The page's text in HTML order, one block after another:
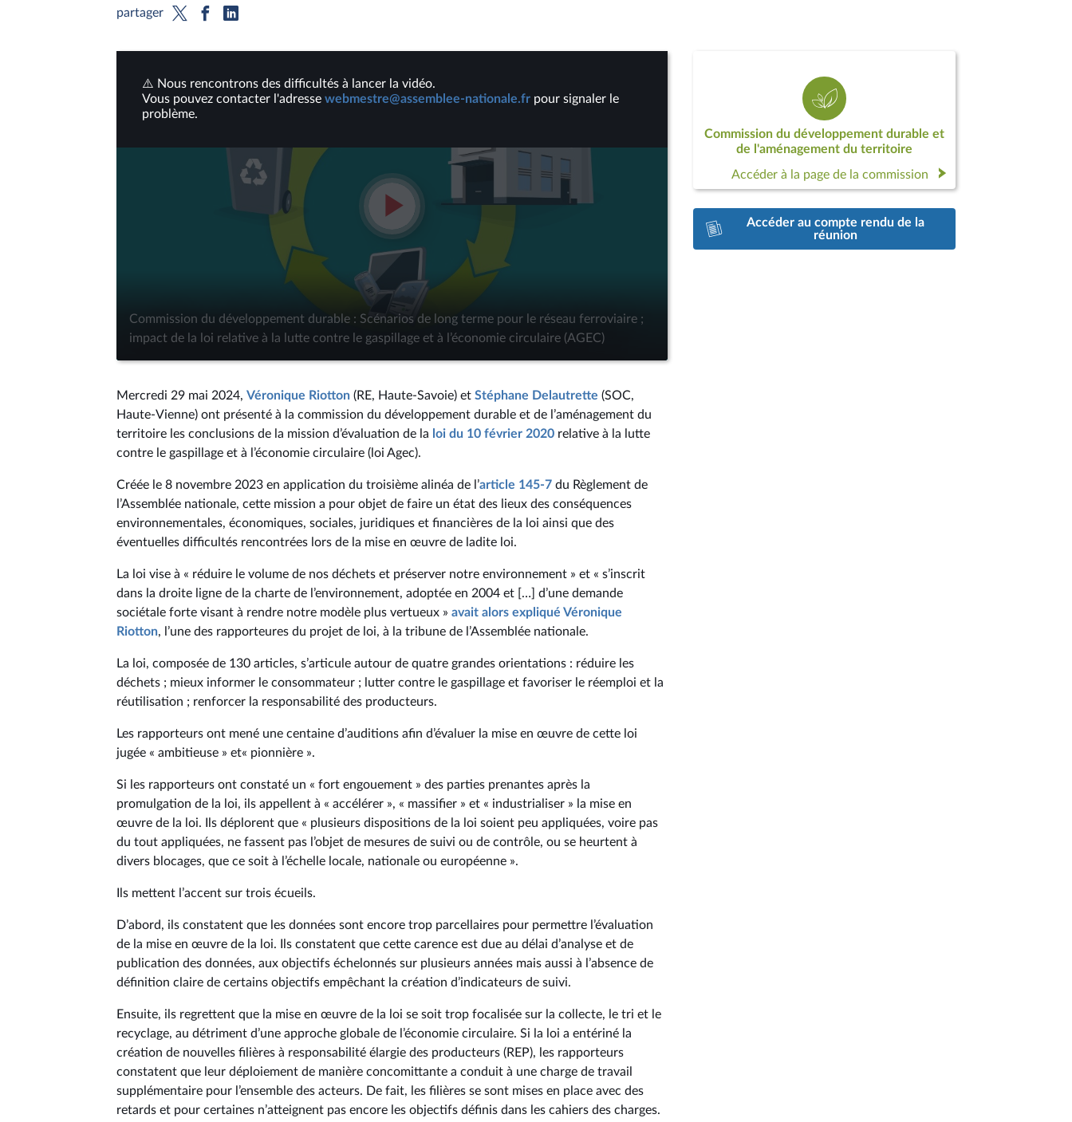
partager
Lire
la
vidéo
Commission du développement durable : Scénarios de long terme pour le réseau ferroviaire ;
impact de la loi relative à la lutte contre le gaspillage et à l’économie circulaire (AGEC)
⚠️ Nous rencontrons des difficultés à lancer la vidéo.
Vous pouvez contacter l'adresse webmestre@assemblee-nationale.fr pour signaler le
problème.
Mercredi 29 mai 2024, Véronique Riotton (RE, Haute-Savoie) et Stéphane Delautrette (SOC,
Haute-Vienne) ont présenté à la commission du développement durable et de l’aménagement du
territoire les conclusions de la mission d’évaluation de la loi du 10 février 2020 relative à la lutte
contre le gaspillage et à l’économie circulaire (loi Agec).
Créée le 8 novembre 2023 en application du troisième alinéa de l’article 145-7 du Règlement de
l’Assemblée nationale, cette mission a pour objet de faire un état des lieux des conséquences
environnementales, économiques, sociales, juridiques et financières de la loi ainsi que des
éventuelles difficultés rencontrées lors de la mise en œuvre de ladite loi.
La loi vise à « réduire le volume de nos déchets et préserver notre environnement » et « s’inscrit
dans la droite ligne de la charte de l’environnement, adoptée en 2004 et […] d’une demande
sociétale forte visant à rendre notre modèle plus vertueux » avait alors expliqué Véronique
Riotton, l’une des rapporteures du projet de loi, à la tribune de l’Assemblée nationale.
La loi, composée de 130 articles, s’articule autour de quatre grandes orientations : réduire les
déchets ; mieux informer le consommateur ; lutter contre le gaspillage et favoriser le réemploi et la
réutilisation ; renforcer la responsabilité des producteurs.
Les rapporteurs ont mené une centaine d’auditions afin d’évaluer la mise en œuvre de cette loi
jugée « ambitieuse » et« pionnière ».
Si les rapporteurs ont constaté un « fort engouement » des parties prenantes après la
promulgation de la loi, ils appellent à « accélérer », « massifier » et « industrialiser » la mise en
œuvre de la loi. Ils déplorent que « plusieurs dispositions de la loi soient peu appliquées, voire pas
du tout appliquées, ne fassent pas l’objet de mesures de suivi ou de contrôle, ou se heurtent à
divers blocages, que ce soit à l’échelle locale, nationale ou européenne ».
Ils mettent l’accent sur trois écueils.
D’abord, ils constatent que les données sont encore trop parcellaires pour permettre l’évaluation
de la mise en œuvre de la loi. Ils constatent que cette carence est due au délai d’analyse et de
publication des données, aux objectifs échelonnés sur plusieurs années mais aussi à l’absence de
définition claire de certains objectifs empêchant la création d’indicateurs de suivi.
Ensuite, ils regrettent que la mise en œuvre de la loi se soit trop focalisée sur la collecte, le tri et le
recyclage, au détriment d’une approche globale de l’économie circulaire. Si la loi a entériné la
création de nouvelles filières à responsabilité élargie des producteurs (REP), les rapporteurs
constatent que leur déploiement de manière concomittante a conduit à une charge de travail
supplémentaire pour l’ensemble des acteurs. De fait, les filières se sont mises en place avec des
retards et pour certaines n’atteignent pas encore les objectifs définis dans les cahiers des charges.
Commission du développement durable et
de l'aménagement du territoire
Accéder à la page de la commission
Accéder au compte rendu de la
réunion